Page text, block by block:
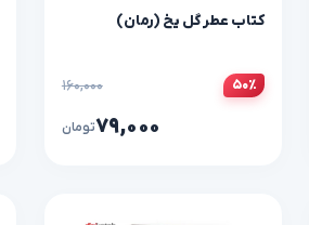
کتاب عطر گل یخ (رمان)
۵۰٪ ۱۶۰,۰۰۰
۷۹,۰۰۰تومان